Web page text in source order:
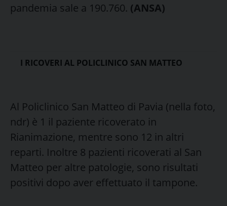
pandemia sale a 190.760. (ANSA)
I RICOVERI AL POLICLINICO SAN MATTEO
Al Policlinico San Matteo di Pavia (nella foto,
ndr) è 1 il paziente ricoverato in
Rianimazione, mentre sono 12 in altri
reparti. Inoltre 8 pazienti ricoverati al San
Matteo per altre patologie, sono risultati
positivi dopo aver effettuato il tampone.